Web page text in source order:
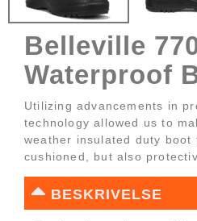
Belleville
Waterproof
Utilizing advancements in
technology allowed us to
weather insulated duty boot
cushioned, but also
BESKRIVELSE